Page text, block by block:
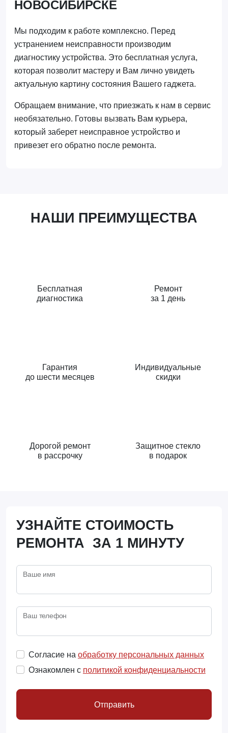
НОВОСИБИРСКЕ
Мы подходим к работе комплексно. Перед
устранением неисправности производим
диагностику устройства. Это бесплатная услуга,
которая позволит мастеру и Вам лично увидеть
актуальную картину состояния Вашего гаджета.
Обращаем внимание, что приезжать к нам в сервис
необязательно. Готовы вызвать Вам курьера,
который заберет неисправное устройство и
привезет его обратно после ремонта.
НАШИ ПРЕИМУЩЕСТВА
Бесплатная
диагностика
Ремонт
за 1 день
Гарантия
до шести месяцев
Индивидуальные
скидки
Дорогой ремонт
в рассрочку
Защитное стекло
в подарок
УЗНАЙТЕ СТОИМОСТЬ
РЕМОНТА ЗА 1 МИНУТУ
Ваше имя
Ваш телефон
Согласие на обработку персональных данных
Ознакомлен с политикой конфиденциальности
Отправить